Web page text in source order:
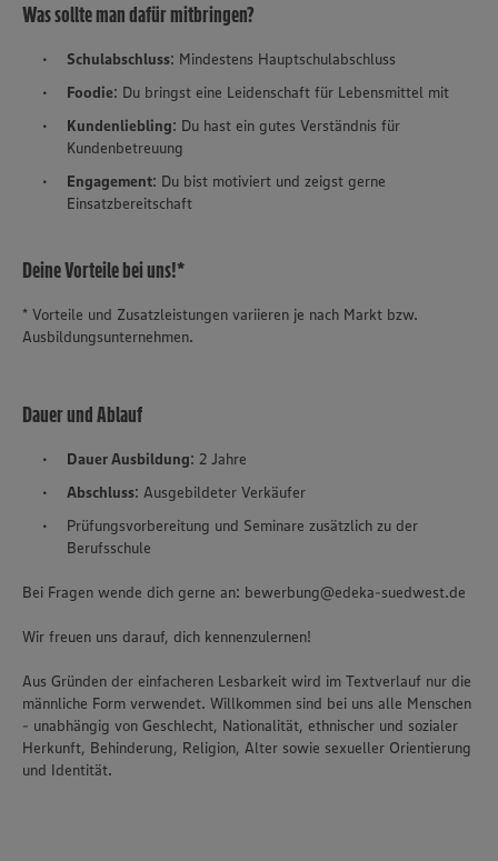
Was sollte man dafür mitbringen?
Schulabschluss: Mindestens Hauptschulabschluss
Foodie: Du bringst eine Leidenschaft für Lebensmittel mit
Kundenliebling: Du hast ein gutes Verständnis für
Kundenbetreuung
Engagement: Du bist motiviert und zeigst gerne
Einsatzbereitschaft
Deine Vorteile bei uns!*
* Vorteile und Zusatzleistungen variieren je nach Markt bzw.
Ausbildungsunternehmen.
Dauer und Ablauf
Dauer Ausbildung: 2 Jahre
Abschluss: Ausgebildeter Verkäufer
Prüfungsvorbereitung und Seminare zusätzlich zu der
Berufsschule
Bei Fragen wende dich gerne an: bewerbung@edeka-suedwest.de
Wir freuen uns darauf, dich kennenzulernen!
Aus Gründen der einfacheren Lesbarkeit wird im Textverlauf nur die
männliche Form verwendet. Willkommen sind bei uns alle Menschen
- unabhängig von Geschlecht, Nationalität, ethnischer und sozialer
Herkunft, Behinderung, Religion, Alter sowie sexueller Orientierung
und Identität.